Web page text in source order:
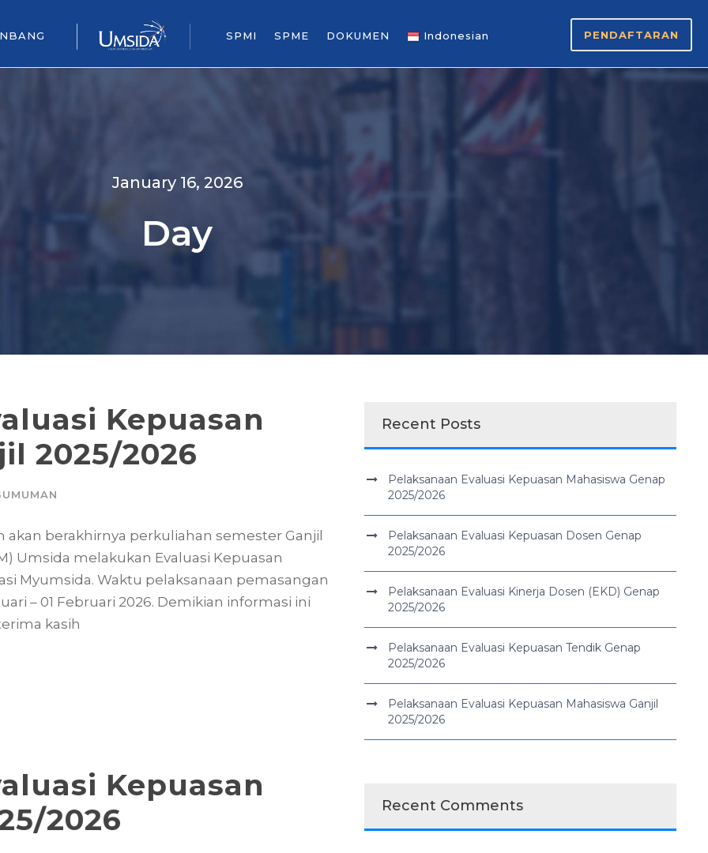
SPMI SPME DOKUMEN Indonesian PENDAFTARAN
January 16, 2026
Day
Kepuasan
2025/2026
berakhirnya perkuliahan semester Ganjil
Umsida melakukan Evaluasi Kepuasan
Myumsida. Waktu pelaksanaan pemasangan
– 01 Februari 2026. Demikian informasi ini
kasih
Kepuasan
2026
Recent Posts
Pelaksanaan Evaluasi Kepuasan Mahasiswa Genap
2025/2026
Pelaksanaan Evaluasi Kepuasan Dosen Genap
2025/2026
Pelaksanaan Evaluasi Kinerja Dosen (EKD) Genap
2025/2026
Pelaksanaan Evaluasi Kepuasan Tendik Genap
2025/2026
Pelaksanaan Evaluasi Kepuasan Mahasiswa Ganjil
2025/2026
Recent Comments